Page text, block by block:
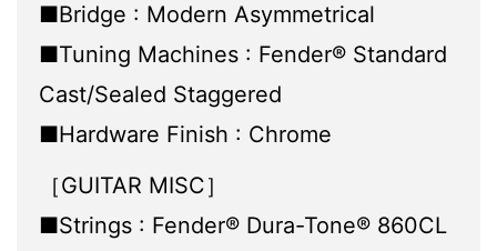
■Bridge : Modern Asymmetrical
■Tuning Machines : Fender® Standard
Cast/Sealed Staggered
■Hardware Finish : Chrome
［GUITAR MISC］
■Strings : Fender® Dura-Tone® 860CL